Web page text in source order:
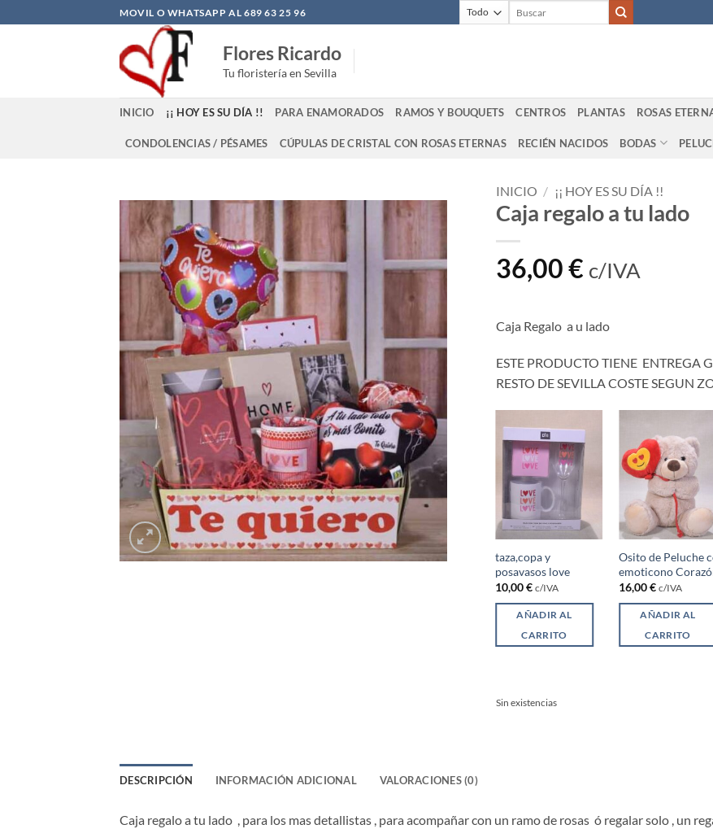
al
MOVIL O WHATSAPP AL 689 63 25 96
Flores Ricardo
Tu floristería en Sevilla
INICIO ¡¡ HOY ES SU DÍA !! PARA ENAMORADOS RAMOS Y BOUQUETS CENTROS PLANTAS ROSAS
CONDOLENCIAS / PÉSAMES CÚPULAS DE CRISTAL CON ROSAS ETERNAS RECIÉN NACIDOS BODAS
INICIO / ¡¡ HOY ES SU DÍA !!
Caja regalo a tu lado
36,00€ c/IVA
Caja Regalo a u lado
ESTE PRODUCTO TIENE ENTREGA
RESTO DE SEVILLA COSTE SEGUN
taza,copa y
posavasos love
10,00€ c/IVA
AÑADIR AL
CARRITO
Osito de Peluche
emoticono
16,00€ c/IVA
AÑADIR AL
CARRITO
Rosa roja eterna en
mini cúpula rosa
Rosa preservada
Sin existencias
DESCRIPCIÓN INFORMACIÓN ADICIONAL VALORACIONES (0)
Caja regalo a tu lado , para los mas detallistas , para acompañar con un ramo de rosas ó regalar solo , un